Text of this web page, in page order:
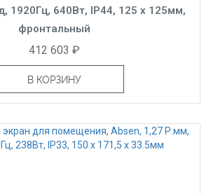
1920Гц, 640Вт, IP44, 125 x 125мм,
фронтальный
412 603 ₽
В КОРЗИНУ